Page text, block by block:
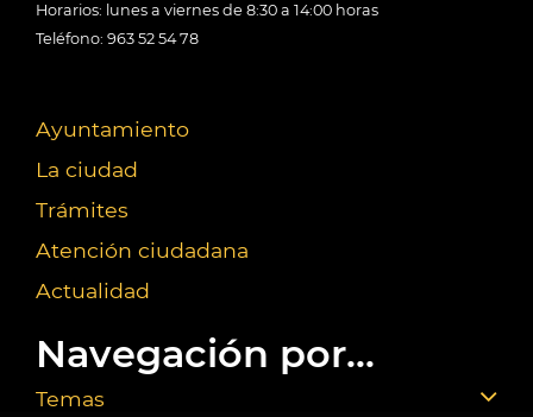
Horarios: lunes a viernes de 8:30 a 14:00 horas
Teléfono: 963 52 54 78
Ayuntamiento
La ciudad
Trámites
Atención ciudadana
Actualidad
Navegación por...
Temas